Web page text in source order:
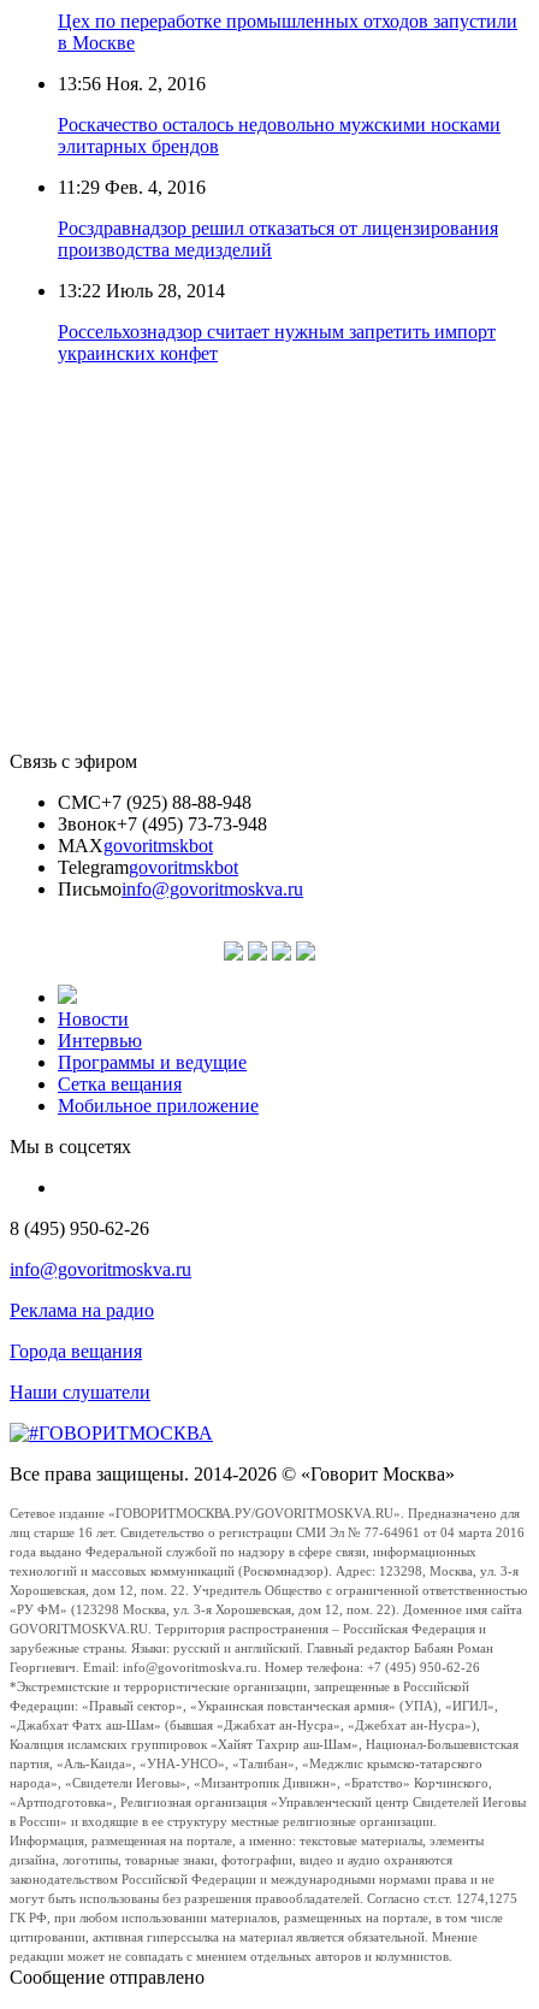
Цех по переработке промышленных отходов запустили
в Москве
13:56 Ноя. 2, 2016
Роскачество осталось недовольно мужскими носками
элитарных брендов
11:29 Фев. 4, 2016
Росздравнадзор решил отказаться от лицензирования
производства медизделий
13:22 Июль 28, 2014
Россельхознадзор считает нужным запретить импорт
украинских конфет
Связь с эфиром
СМС+7 (925) 88-88-948
Звонок+7 (495) 73-73-948
MAXgovoritmskbot
Telegramgovoritmskbot
Письмоinfo@govoritmoskva.ru
Новости
Интервью
Программы и ведущие
Сетка вещания
Мобильное приложение
Мы в соцсетях
8 (495) 950-62-26
info@govoritmoskva.ru
Реклама на радио
Города вещания
Наши слушатели
Все права защищены. 2014-2026 © «Говорит Москва»
Сетевое издание «ГОВОРИТМОСКВА.РУ/GOVORITMOSKVA.RU». Предназначено для
лиц старше 16 лет. Свидетельство о регистрации СМИ Эл № 77-64961 от 04 марта 2016
года выдано Федеральной службой по надзору в сфере связи, информационных
технологий и массовых коммуникаций (Роскомнадзор). Адрес: 123298, Москва, ул. 3-я
Хорошевская, дом 12, пом. 22. Учредитель Общество с ограниченной ответственностью
«РУ ФМ» (123298 Москва, ул. 3-я Хорошевская, дом 12, пом. 22). Доменное имя сайта
GOVORITMOSKVA.RU. Территория распространения – Российская Федерация и
зарубежные страны. Языки: русский и английский. Главный редактор Бабаян Роман
Георгиевич. Email: info@govoritmoskva.ru. Номер телефона: +7 (495) 950-62-26
*Экстремистские и террористические организации, запрещенные в Российской
Федерации: «Правый сектор», «Украинская повстанческая армия» (УПА), «ИГИЛ»,
«Джабхат Фатх аш-Шам» (бывшая «Джабхат ан-Нусра», «Джебхат ан-Нусра»),
Коалиция исламских группировок «Хайят Тахрир аш-Шам», Национал-Большевистская
партия, «Аль-Каида», «УНА-УНСО», «Талибан», «Меджлис крымско-татарского
народа», «Свидетели Иеговы», «Мизантропик Дивижн», «Братство» Корчинского,
«Артподготовка», Религиозная организация «Управленческий центр Свидетелей Иеговы
в России» и входящие в ее структуру местные религиозные организации.
Информация, размещенная на портале, а именно: текстовые материалы, элементы
дизайна, логотипы, товарные знаки, фотографии, видео и аудио охраняются
законодательством Российской Федерации и международными нормами права и не
могут быть использованы без разрешения правообладателей. Согласно ст.ст. 1274,1275
ГК РФ, при любом использовании материалов, размещенных на портале, в том числе
цитировании, активная гиперссылка на материал является обязательной. Мнение
редакции может не совпадать с мнением отдельных авторов и колумнистов.
Сообщение отправлено